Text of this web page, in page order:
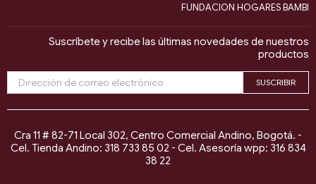
FUNDACION HOGARES BAMBI
Suscríbete y recibe las últimas novedades de nuestros
productos
SUSCRIBIR
Cra 11 # 82-71 Local 302, Centro Comercial Andino, Bogotá. -
Cel. Tienda Andino: 318 733 85 02 - Cel. Asesoría wpp: 316 834
38 22